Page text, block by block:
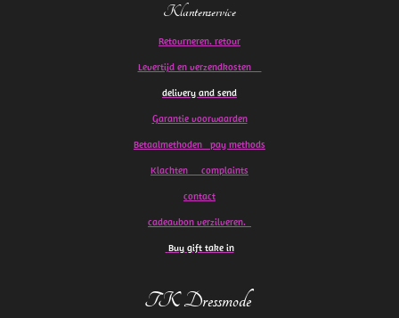
Klantenservice
Retourneren. retour
Levertijd en verzendkosten
delivery and send
Garantie voorwaarden
Betaalmethoden pay methods
Klachten complaints
contact
cadeaubon verzilveren.
Buy gift take in
TK Dressmode